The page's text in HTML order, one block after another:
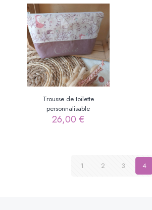
Trousse de toilette
personnalisable
26,00€
1 2 3 4